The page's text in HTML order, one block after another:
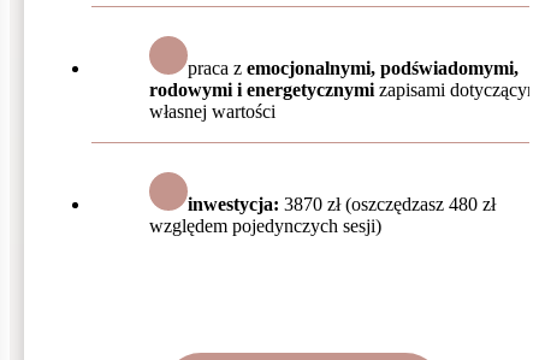
praca z emocjonalnymi, podświadomymi,
rodowymi i energetycznymi zapisami
własnej wartości
inwestycja: 3870 zł (oszczędzasz 480 zł
względem pojedynczych sesji)